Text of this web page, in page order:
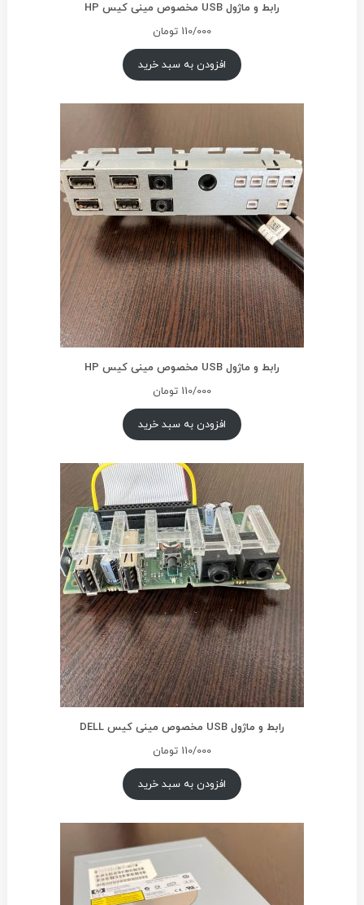
رابط و ماژول USB مخصوص مینی کیس HP
110/000 تومان
افزودن به سبد خرید
رابط و ماژول USB مخصوص مینی کیس HP
110/000 تومان
افزودن به سبد خرید
رابط و ماژول USB مخصوص مینی کیس DELL
110/000 تومان
افزودن به سبد خرید